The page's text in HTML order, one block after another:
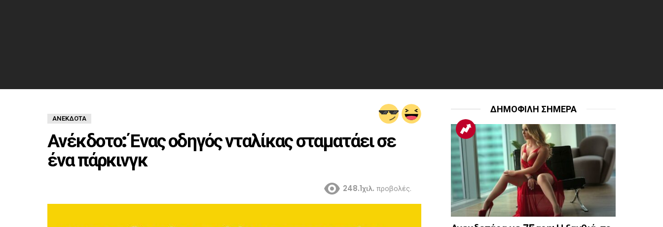
ΑΝΈΚΔΟΤΑ
Ανέκδοτο: Ένας οδηγός νταλίκας σταματάει σε
ένα πάρκινγκ
248.1χιλ. προβολές.
ΔΗΜΟΦΙΛΗ ΣΗΜΕΡΑ